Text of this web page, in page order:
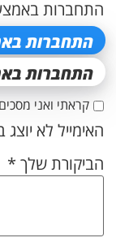
התחברות
קראתי ואני
האימייל לא
הביקורת שלך *